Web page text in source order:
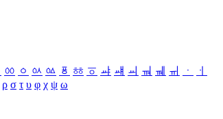
ㆀ ㆁ ㆂ ㆃ ㆄ ㆅ ㆆ ㆇ ㆈ ㆉ ㆊ ㆋ ㆌ ㆍ
ㆎ
ρ σ τ υ φ χ ψ ω